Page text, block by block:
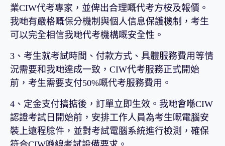
業CIW代考專家，並俾出合理嘅代考方桉及報價。
我哋有嚴格嘅保分機制與個人信息保護機制，考生
可以完全相信我哋代考機構嘅安全性。
3、考生就考試時間、付款方式、具體服務費用等情
況需要和我哋達成一致，CIW代考服務正式開始
前，考生需要支付50%嘅代考服務費用。
4、定金支付搞掂後，訂單立即生效。我哋會喺CIW
認證考試日開始前，安排工作人員為考生嘅電腦安
裝上遠程腍件，並對考試電腦系統進行檢測，確保